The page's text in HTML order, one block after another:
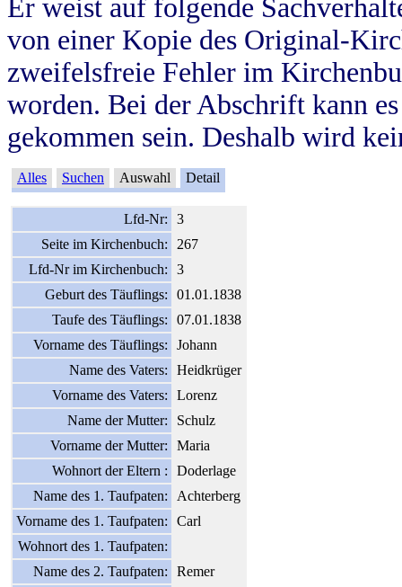
Er weist auf folgende
von einer Kopie des Original-
zweifelsfreie Fehler im
worden. Bei der Abschrift kann
gekommen sein. Deshalb wird
Alles Suchen Auswahl Detail
Lfd-Nr:
3
Seite im Kirchenbuch:
267
Lfd-Nr im Kirchenbuch:
3
Geburt des Täuflings:
01.01.1838
Taufe des Täuflings:
07.01.1838
Vorname des Täuflings:
Johann
Name des Vaters:
Heidkrüger
Vorname des Vaters:
Lorenz
Name der Mutter:
Schulz
Vorname der Mutter:
Maria
Wohnort der Eltern :
Doderlage
Name des 1. Taufpaten:
Achterberg
Vorname des 1. Taufpaten:
Carl
Wohnort des 1. Taufpaten:
Name des 2. Taufpaten:
Remer